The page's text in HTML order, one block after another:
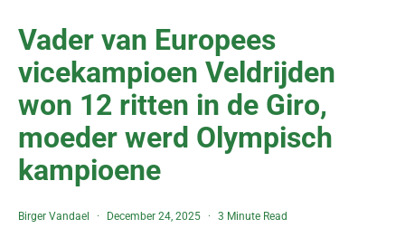
Vader van Europees
vicekampioen Veldrijden
won 12 ritten in de Giro,
moeder werd Olympisch
kampioene
Birger Vandael December 24, 2025 3 Minute Read